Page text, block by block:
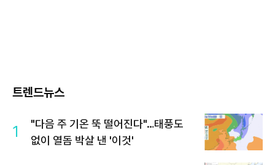
트렌드뉴스
1
"다음 주 기온 뚝 떨어진다"…태풍도
없이 열돔 박살 낸 '이것'